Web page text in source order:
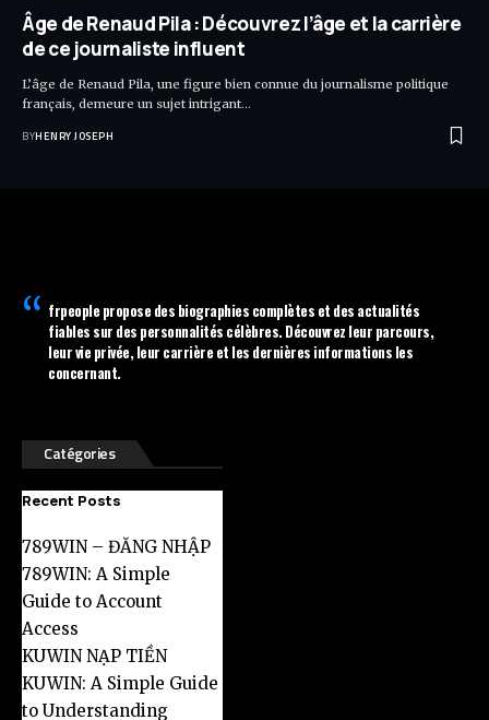
Âge de Renaud Pila : Découvrez l’âge et la carrière
de ce journaliste influent
L’âge de Renaud Pila, une figure bien connue du journalisme politique
français, demeure un sujet intrigant…
BYHENRY JOSEPH
frpeoplepropose des biographies complètes et des actualités
fiables sur des personnalités célèbres. Découvrez leur parcours,
leur vie privée, leur carrière et les dernières informations les
concernant.
Catégories
Recent Posts
789WIN – ĐĂNG NHẬP
789WIN: A Simple
Guide to Account
Access
KUWIN NẠP TIỀN
KUWIN: A Simple Guide
to Understanding